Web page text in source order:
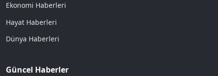
Ekonomi Haberleri
Hayat Haberleri
Dünya Haberleri
Güncel Haberler